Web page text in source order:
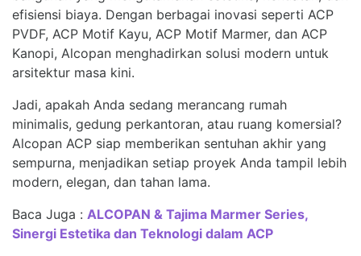
efisiensi biaya. Dengan berbagai inovasi seperti ACP
PVDF, ACP Motif Kayu, ACP Motif Marmer, dan ACP
Kanopi, Alcopan menghadirkan solusi modern untuk
arsitektur masa kini.
Jadi, apakah Anda sedang merancang rumah
minimalis, gedung perkantoran, atau ruang komersial?
Alcopan ACP siap memberikan sentuhan akhir yang
sempurna, menjadikan setiap proyek Anda tampil lebih
modern, elegan, dan tahan lama.
Baca Juga : ALCOPAN & Tajima Marmer Series,
Sinergi Estetika dan Teknologi dalam ACP